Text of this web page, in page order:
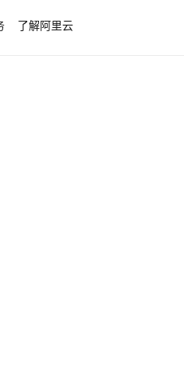
了解阿里云